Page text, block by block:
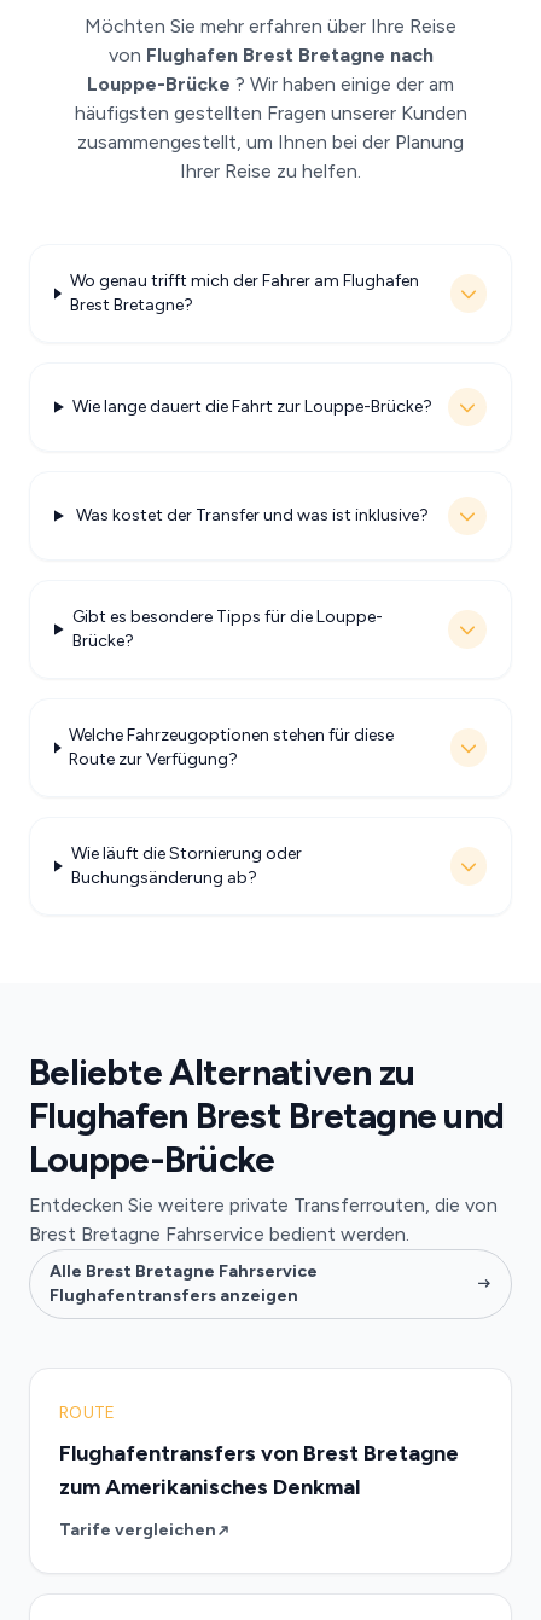
Möchten Sie mehr erfahren über Ihre Reise
von Flughafen Brest Bretagne nach
Louppe-Brücke ? Wir haben einige der am
häufigsten gestellten Fragen unserer Kunden
zusammengestellt, um Ihnen bei der Planung
Ihrer Reise zu helfen.
Wo genau trifft mich der Fahrer am Flughafen
Brest Bretagne?
Wie lange dauert die Fahrt zur Louppe-Brücke?
Was kostet der Transfer und was ist inklusive?
Gibt es besondere Tipps für die Louppe-
Brücke?
Welche Fahrzeugoptionen stehen für diese
Route zur Verfügung?
Wie läuft die Stornierung oder
Buchungsänderung ab?
Beliebte Alternativen zu
Flughafen Brest Bretagne und
Louppe-Brücke
Entdecken Sie weitere private Transferrouten, die von
Brest Bretagne Fahrservice bedient werden.
Alle Brest Bretagne Fahrservice
Flughafentransfers anzeigen
ROUTE
Flughafentransfers von Brest Bretagne
zum Amerikanisches Denkmal
Tarife vergleichen